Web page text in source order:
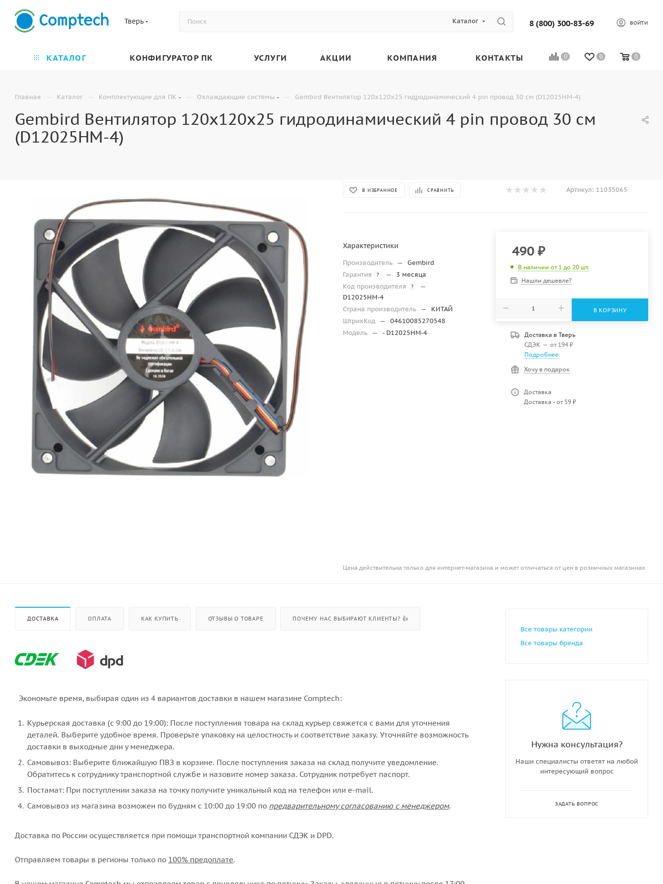
Тверь Каталог 8 (800) 300-83-69 ВОЙТИ
0 0 0
КАТАЛОГ КОНФИГУРАТОР ПК УСЛУГИ АКЦИИ КОМПАНИЯ КОНТАКТЫ
Главная — Каталог — Комплектующие для ПК — Охлаждающие системы — Gembird Вентилятор 120x120x25 гидродинамический 4 pin провод 30 см (D12025HM-4)
Gembird Вентилятор 120x120x25 гидродинамический 4 pin провод 30 см
(D12025HM-4)
В ИЗБРАННОЕ СРАВНИТЬ Артикул: 11035065
Характеристики
Производитель —
Gembird
Гарантия
? —
3 месяца
Код производителя
?
—
D12025HM-4
Страна производитель —
КИТАЙ
ШтрихКод —
04610085270548
Модель — - D12025HM-4
490₽
В наличии от 1 до 20 шт.
Нашли дешевле?
В КОРЗИНУ
Доставка в Тверь
СДЭК — от 194 ₽
Подробнее
Хочу в подарок
Доставка
Доставка - от 59 ₽
Цена действительна только для интернет-магазина и может отличаться от цен в розничных магазинах
ДОСТАВКА ОПЛАТА КАК КУПИТЬ ОТЗЫВЫ О ТОВАРЕ ПОЧЕМУ НАС ВЫБИРАЮТ КЛИЕНТЫ? 👍
Экономьте время, выбирая один из 4 вариантов доставки в нашем магазине Comptech:
Курьерская доставка (с 9:00 до 19:00): После поступления товара на склад курьер свяжется с вами для уточнения
деталей. Выберите удобное время. Проверьте упаковку на целостность и соответствие заказу. Уточняйте возможность
доставки в выходные дни у менеджера.
Самовывоз: Выберите ближайшую ПВЗ в корзине. После поступления заказа на склад получите уведомление.
Обратитесь к сотруднику транспортной службе и назовите номер заказа. Сотрудник потребует паспорт.
Постамат: При поступлении заказа на точку получите уникальный код на телефон или e-mail.
Самовывоз из магазина возможен по будням с 10:00 до 19:00 по предварительному согласованию с менеджером.
Доставка по России осуществляется при помощи транспортной компании СДЭК и DPD.
Отправляем товары в регионы только по 100% предоплате.
Все товары категории
Все товары бренда
Нужна консультация?
Наши специалисты ответят на любой
интересующий вопрос
ЗАДАТЬ ВОПРОС